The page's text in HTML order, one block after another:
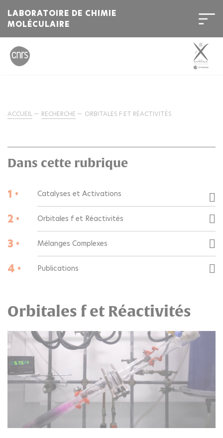
LABORATOIRE DE CHIMIE
MOLÉCULAIRE
ACCUEIL RECHERCHE ORBITALES F ET RÉACTIVITÉS
Dans cette rubrique
1 • Catalyses et Activations
2 • Orbitales f et Réactivités
3 • Mélanges Complexes
4 • Publications
Orbitales f et Réactivités